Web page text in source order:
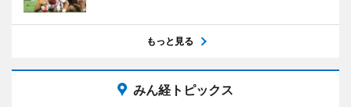
もっと見る
みん経トピックス